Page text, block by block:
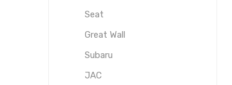
Seat
Great Wall
Subaru
JAC